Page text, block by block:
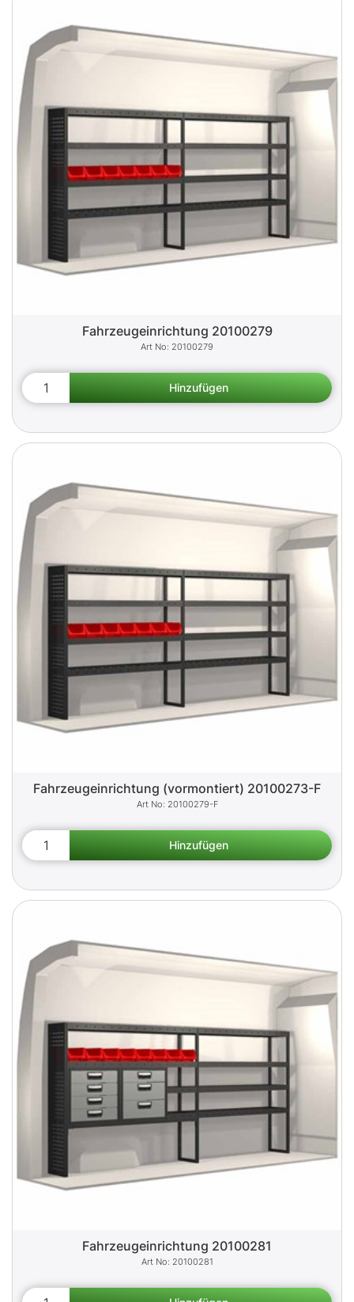
Fahrzeugeinrichtung 20100279
20100279
Fahrzeugeinrichtung (vormontiert) 20100273-F
20100279-F
Fahrzeugeinrichtung 20100281
20100281